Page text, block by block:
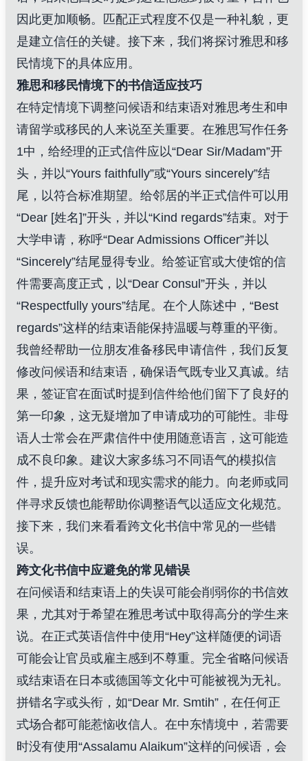
因此更加顺畅。匹配正式程度不仅是一种礼貌，更
是建立信任的关键。接下来，我们将探讨雅思和移
民情境下的具体应用。
雅思和移民情境下的书信适应技巧
在特定情境下调整问候语和结束语对雅思考生和申
请留学或移民的人来说至关重要。在雅思写作任务
1中，给经理的正式信件应以“Dear Sir/Madam”开
头，并以“Yours faithfully”或“Yours sincerely”结
尾，以符合标准期望。给邻居的半正式信件可以用
“Dear [姓名]”开头，并以“Kind regards”结束。对于
大学申请，称呼“Dear Admissions Officer”并以
“Sincerely”结尾显得专业。给签证官或大使馆的信
件需要高度正式，以“Dear Consul”开头，并以
“Respectfully yours”结尾。在个人陈述中，“Best
regards”这样的结束语能保持温暖与尊重的平衡。
我曾经帮助一位朋友准备移民申请信件，我们反复
修改问候语和结束语，确保语气既专业又真诚。结
果，签证官在面试时提到信件给他们留下了良好的
第一印象，这无疑增加了申请成功的可能性。非母
语人士常会在严肃信件中使用随意语言，这可能造
成不良印象。建议大家多练习不同语气的模拟信
件，提升应对考试和现实需求的能力。向老师或同
伴寻求反馈也能帮助你调整语气以适应文化规范。
接下来，我们来看看跨文化书信中常见的一些错
误。
跨文化书信中应避免的常见错误
在问候语和结束语上的失误可能会削弱你的书信效
果，尤其对于希望在雅思考试中取得高分的学生来
说。在正式英语信件中使用“Hey”这样随便的词语
可能会让官员或雇主感到不尊重。完全省略问候语
或结束语在日本或德国等文化中可能被视为无礼。
拼错名字或头衔，如“Dear Mr. Smtih”，在任何正
式场合都可能惹恼收信人。在中东情境中，若需要
时没有使用“Assalamu Alaikum”这样的问候语，会